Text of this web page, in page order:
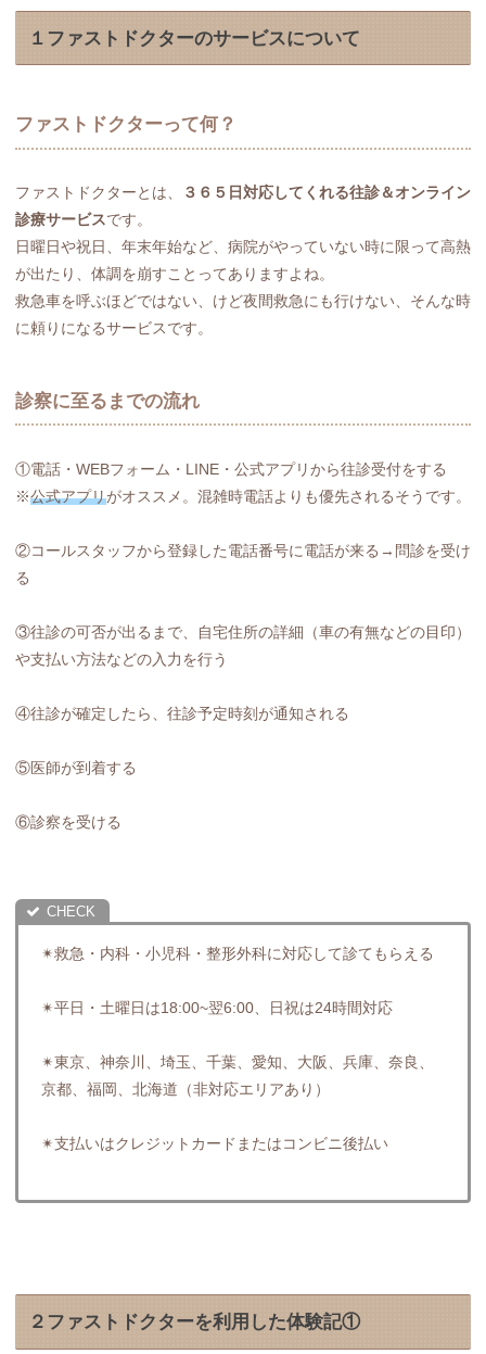
１ファストドクターのサービスについて
ファストドクターって何？
ファストドクターとは、
３６５日対応してくれる往診＆オンライン
診療サービスです。
日曜日や祝日、年末年始など、病院がやっていない時に限って高熱
が出たり、体調を崩すことってありますよね。
救急車を呼ぶほどではない、けど夜間救急にも行けない、そんな時
に頼りになるサービスです。
診察に至るまでの流れ
①電話・WEBフォーム・LINE・公式アプリから往診受付をする
※公式アプリがオススメ。混雑時電話よりも優先されるそうです。
②コールスタッフから登録した電話番号に電話が来る→問診を受け
る
③往診の可否が出るまで、自宅住所の詳細（車の有無などの目印）
や支払い方法などの入力を行う
④往診が確定したら、往診予定時刻が通知される
⑤医師が到着する
⑥診察を受ける
✴︎救急・内科・小児科・整形外科に対応して診てもらえる
✴︎平日・土曜日は18:00~翌6:00、日祝は24時間対応
✴︎東京、神奈川、埼玉、千葉、愛知、大阪、兵庫、奈良、
京都、福岡、北海道（非対応エリアあり）
✴︎支払いはクレジットカードまたはコンビニ後払い
２ファストドクターを利用した体験記①